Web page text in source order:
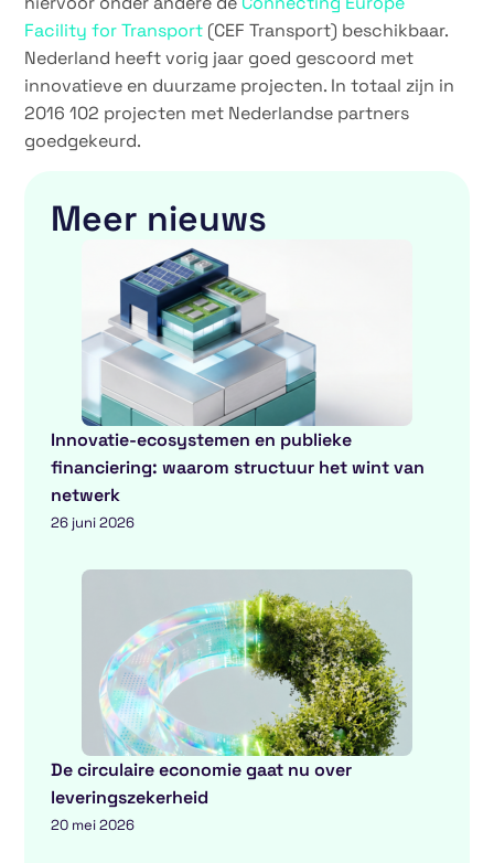
Facility for Transport (CEF Transport) beschikbaar.
Nederland heeft vorig jaar goed gescoord met
innovatieve en duurzame projecten. In totaal zijn in
2016 102 projecten met Nederlandse partners
goedgekeurd.
Meer nieuws
Innovatie-ecosystemen en publieke
financiering: waarom structuur het wint van
netwerk
26 juni 2026
De circulaire economie gaat nu over
leveringszekerheid
20 mei 2026